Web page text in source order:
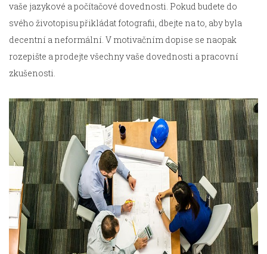
vaše jazykové a počítačové dovednosti. Pokud budete do
svého životopisu přikládat fotografii, dbejte na to, aby byla
decentní a neformální. V motivačním dopise se naopak
rozepište a prodejte všechny vaše dovednosti a pracovní
zkušenosti.